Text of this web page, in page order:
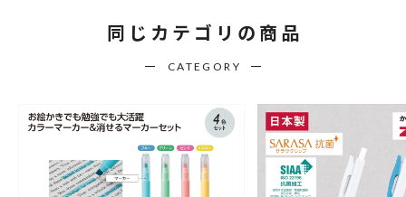
同じカテゴリの商品
CATEGORY